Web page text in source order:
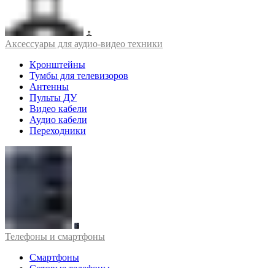
Аксессуары для аудио-видео техники
Кронштейны
Тумбы для телевизоров
Антенны
Пульты ДУ
Видео кабели
Аудио кабели
Переходники
Телефоны и смартфоны
Смартфоны